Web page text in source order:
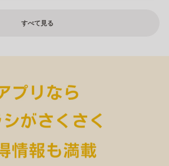
すべて見る